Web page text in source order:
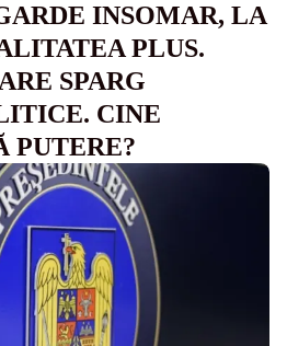
INSOMAR, LA
PLUS.
SPARG
CINE
PUTERE?